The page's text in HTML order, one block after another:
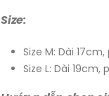
Size:
Size M: Dài
Size L: Dài